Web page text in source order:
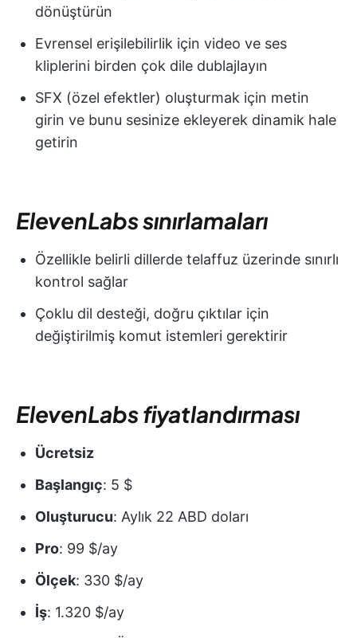
dönüştürün
Evrensel erişilebilirlik için video ve ses
kliplerini birden çok dile dublajlayın
SFX (özel efektler) oluşturmak için metin
girin ve bunu sesinize ekleyerek dinamik hale
getirin
ElevenLabs sınırlamaları
Özellikle belirli dillerde telaffuz üzerinde sınırlı
kontrol sağlar
Çoklu dil desteği, doğru çıktılar için
değiştirilmiş komut istemleri gerektirir
ElevenLabs fiyatlandırması
Ücretsiz
Başlangıç: 5 $
Oluşturucu: Aylık 22 ABD doları
Pro: 99 $/ay
Ölçek: 330 $/ay
İş: 1.320 $/ay